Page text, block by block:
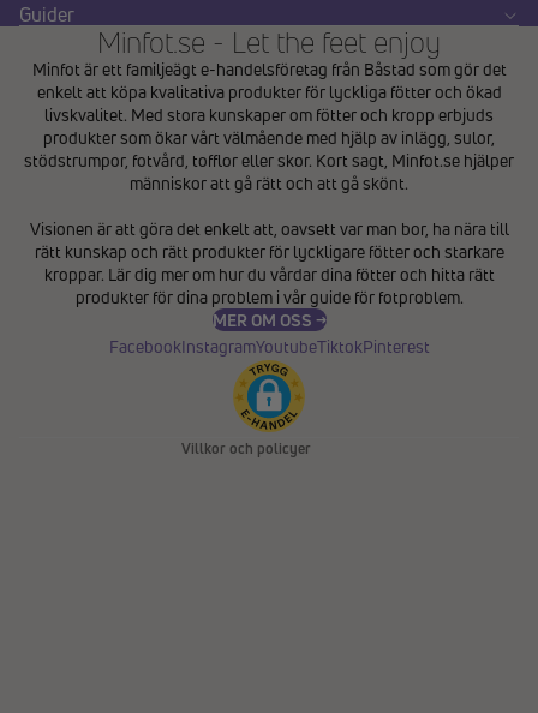
Guider
Minfot.se - Let the feet enjoy
Minfot är ett familjeägt e-handelsföretag från Båstad som gör det
enkelt att köpa kvalitativa produkter för lyckliga fötter och ökad
livskvalitet. Med stora kunskaper om fötter och kropp erbjuds
produkter som ökar vårt välmående med hjälp av inlägg, sulor,
stödstrumpor, fotvård, tofflor eller skor. Kort sagt, Minfot.se hjälper
människor att gå rätt och att gå skönt.
Visionen är att göra det enkelt att, oavsett var man bor, ha nära till
rätt kunskap och rätt produkter för lyckligare fötter och starkare
kroppar. Lär dig mer om hur du vårdar dina fötter och hitta rätt
produkter för dina problem i vårguide för fotproblem.
MER OM OSS →
FacebookInstagramYoutubeTiktokPinterest
Villkor och policyer
Återbetalningspolicy
Användarvillkor
Fraktpolicy
Kontaktinformation
Avbeställningspolicy
Rättsligt meddelande